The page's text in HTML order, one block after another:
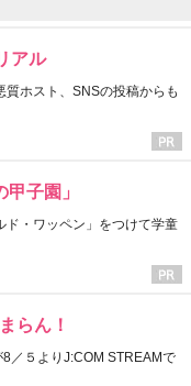
アル
質ホスト、SNSの投稿からも
子園」
ド・ワッペン」をつけて学童
らん！
／５よりJ:COM STREAMで